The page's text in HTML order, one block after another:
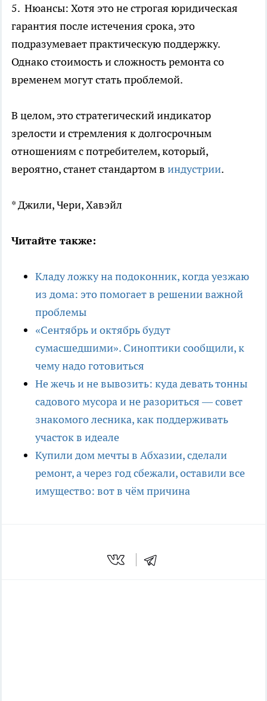
5. Нюансы: Хотя это не строгая юридическая
гарантия после истечения срока, это
подразумевает практическую поддержку.
Однако стоимость и сложность ремонта со
временем могут стать проблемой.
В целом, это стратегический индикатор
зрелости и стремления к долгосрочным
отношениям с потребителем, который,
вероятно, станет стандартом в индустрии.
* Джили, Чери, Хавэйл
Читайте также:
Кладу ложку на подоконник, когда уезжаю
из дома: это помогает в решении важной
проблемы
«Сентябрь и октябрь будут
сумасшедшими». Синоптики сообщили, к
чему надо готовиться
Не жечь и не вывозить: куда девать тонны
садового мусора и не разориться — совет
знакомого лесника, как поддерживать
участок в идеале
Купили дом мечты в Абхазии, сделали
ремонт, а через год сбежали, оставили все
имущество: вот в чём причина